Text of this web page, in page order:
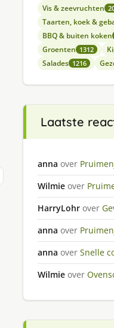
Vis & zeevruchten
Taarten, koek &
BBQ & buiten koken
Groenten 1312
Salades 1216
Laatste
anna over
Wilmie over
HarryLohr over
anna over
anna over Snelle
Wilmie over